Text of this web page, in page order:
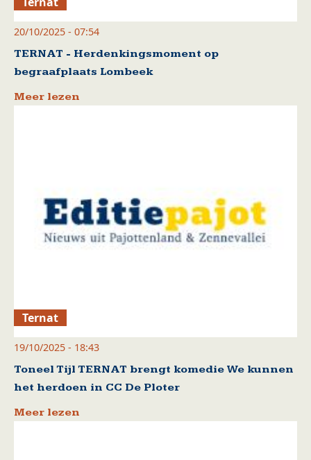
20/10/2025 - 07:54
TERNAT - Herdenkingsmoment op
begraafplaats Lombeek
Meer lezen
Ternat
19/10/2025 - 18:43
Toneel Tijl TERNAT brengt komedie We kunnen
het herdoen in CC De Ploter
Meer lezen